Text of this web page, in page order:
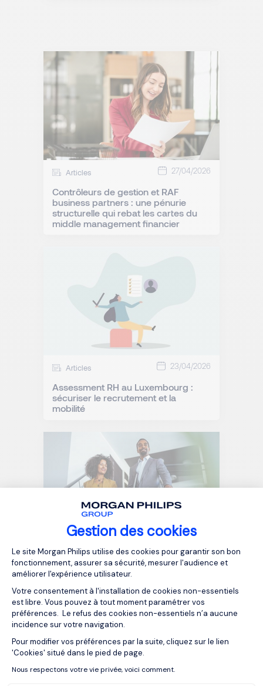
Gestion des cookies
Plateforme de Gestion du
Le site Morgan Philips utilise des cookies pour garantir son bon
fonctionnement, assurer sa sécurité, mesurer l'audience et
améliorer l'expérience utilisateur.
Votre consentement à l'installation de cookies non-essentiels
est libre. Vous pouvez à tout moment paramétrer vos
préférences. Le refus des cookies non-essentiels n’a aucune
incidence sur votre navigation.
Pour modifier vos préférences par la suite, cliquez sur le lien
'Cookies' situé dans le pied de page.
Nous respectons votre vie privée, voici comment.
Axeptio consent
Articles 27/04/2026
Contrôleurs de gestion et RAF
business partners : une pénurie
structurelle qui rebat les cartes du
middle management financier
Articles 23/04/2026
Assessment RH au Luxembourg :
sécuriser le recrutement et la
mobilité
Articles 22/04/2026
Ce que le recrutement IT révèle
organisation